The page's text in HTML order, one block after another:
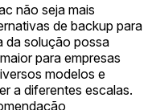
não seja mais
de backup para
da solução possa
para empresas
modelos e
a diferentes escalas.